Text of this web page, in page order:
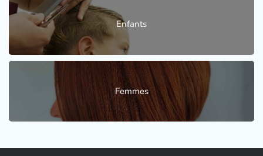
Enfants
Femmes